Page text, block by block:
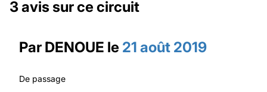
3 avis sur ce circuit
Par DENOUE le 21 août 2019
De passage